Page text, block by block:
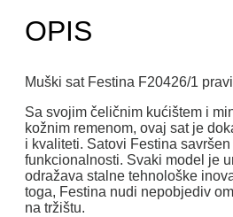
OPIS
Muški sat Festina F20426/1
Sa svojim čeličnim kućištem i
kožnim remenom, ovaj sat je
i kvaliteti. Satovi Festina
funkcionalnosti. Svaki model je
odražava stalne tehnološke
toga, Festina nudi nepobjediv
na tržištu.